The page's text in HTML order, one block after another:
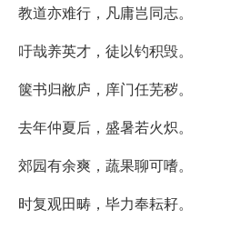
教道亦难行，凡庸岂同志。
吁哉养英才，徒以钓积毁。
箧书归敝庐，庠门任芜秽。
去年仲夏后，盛暑若火炽。
郊园有余爽，蔬果聊可嗜。
时复观田畴，毕力奉耘耔。